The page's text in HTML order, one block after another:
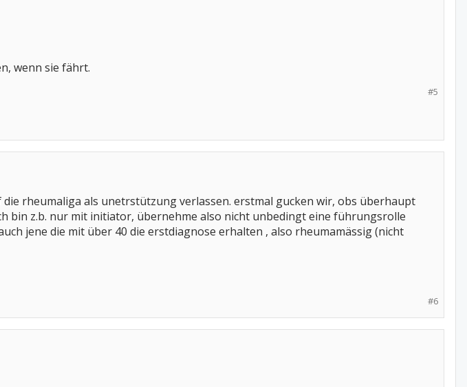
wenn sie fährt.
#5
rheumaliga als unetrstützung verlassen. erstmal gucken wir, obs überhaupt
bin z.b. nur mit initiator, übernehme also nicht unbedingt eine führungsrolle
jene die mit über 40 die erstdiagnose erhalten , also rheumamässig (nicht
#6